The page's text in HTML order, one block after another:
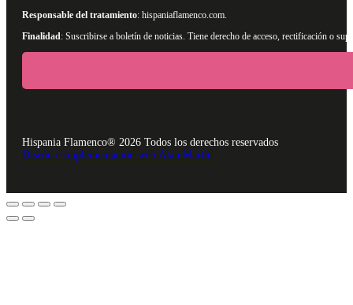
Responsable del tratamiento: hispaniaflamenco.com.
Finalidad: Suscribirse a boletín de noticias. Tiene derecho de acceso, rectificación o
Hispania Flamenco® 2026 Todos los derechos reservados
Diseño e implementación web Alan Martín